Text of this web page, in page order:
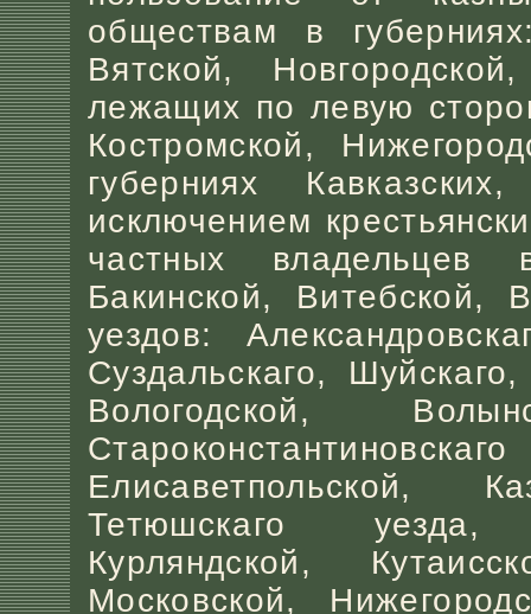
обществам в
Вятской,
лежащих по левую
Костромской,
губерниях
исключением
частных владельцев
Бакинской, Витебской,
уездов:
Суздальскаго,
Вологодской,
Елисаветпольской,
Тетюшскаго уезда,
Курляндской,
Московской,